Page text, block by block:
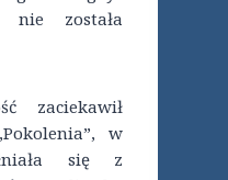
nie została
zaciekawił
w
się z